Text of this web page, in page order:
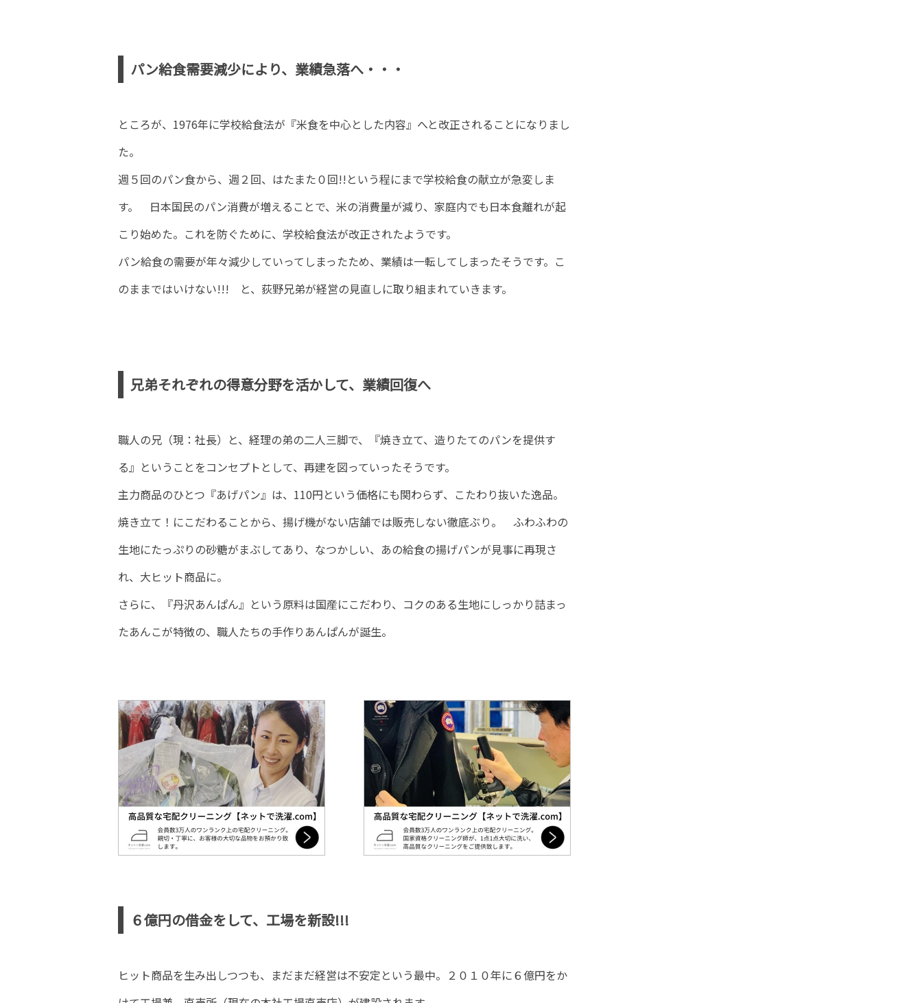
パン給食需要減少により、業績急落へ・・・
ところが、1976年に学校給食法が『米食を中心とした内容』へと改正されることになりまし
た。
週５回のパン食から、週２回、はたまた０回!!という程にまで学校給食の献立が急変しま
す。 日本国民のパン消費が増えることで、米の消費量が減り、家庭内でも日本食離れが起
こり始めた。これを防ぐために、学校給食法が改正されたようです。
パン給食の需要が年々減少していってしまったため、業績は一転してしまったそうです。こ
のままではいけない!!! と、荻野兄弟が経営の見直しに取り組まれていきます。
兄弟それぞれの得意分野を活かして、業績回復へ
職人の兄（現：社長）と、経理の弟の二人三脚で、『焼き立て、造りたてのパンを提供す
る』ということをコンセプトとして、再建を図っていったそうです。
主力商品のひとつ『あげパン』は、110円という価格にも関わらず、こたわり抜いた逸品。
焼き立て！にこだわることから、揚げ機がない店舗では販売しない徹底ぶり。 ふわふわの
生地にたっぷりの砂糖がまぶしてあり、なつかしい、あの給食の揚げパンが見事に再現さ
れ、大ヒット商品に。
さらに、『丹沢あんぱん』という原料は国産にこだわり、コクのある生地にしっかり詰まっ
たあんこが特徴の、職人たちの手作りあんぱんが誕生。
６億円の借金をして、工場を新設!!!
ヒット商品を生み出しつつも、まだまだ経営は不安定という最中。２０１０年に６億円をか